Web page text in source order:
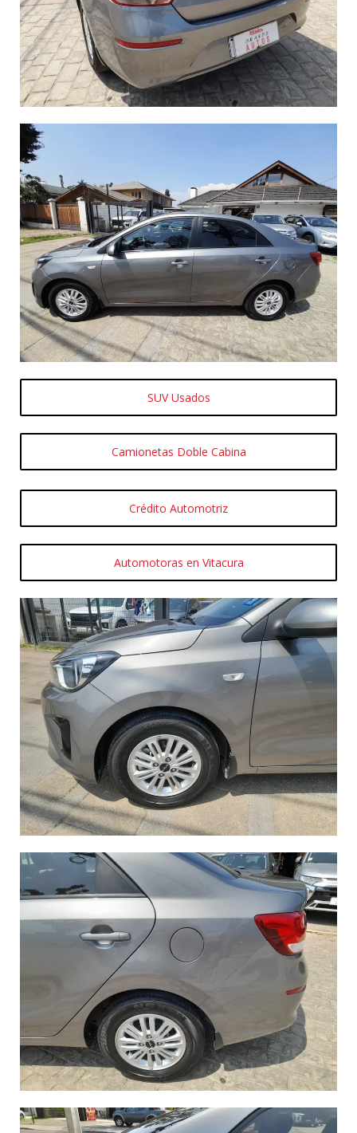
SUV Usados
Camionetas Doble Cabina
Crédito Automotriz
Automotoras en Vitacura